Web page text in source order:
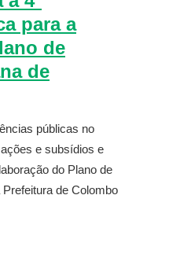
para a
de
de
públicas no
e subsídios e
do Plano de
de Colombo